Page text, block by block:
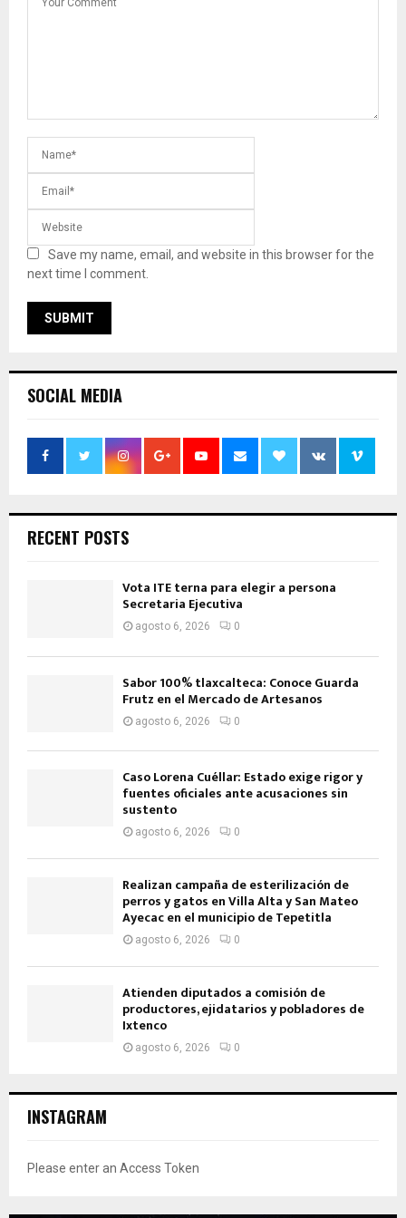
Save my name, email, and website in this browser for the
next time I comment.
SOCIAL MEDIA
RECENT POSTS
Vota ITE terna para elegir a persona
Secretaria Ejecutiva
agosto 6, 2026 0
Sabor 100% tlaxcalteca: Conoce Guarda
Frutz en el Mercado de Artesanos
agosto 6, 2026 0
Caso Lorena Cuéllar: Estado exige rigor y
fuentes oficiales ante acusaciones sin
sustento
agosto 6, 2026 0
Realizan campaña de esterilización de
perros y gatos en Villa Alta y San Mateo
Ayecac en el municipio de Tepetitla
agosto 6, 2026 0
Atienden diputados a comisión de
productores, ejidatarios y pobladores de
Ixtenco
agosto 6, 2026 0
INSTAGRAM
Please enter an Access Token